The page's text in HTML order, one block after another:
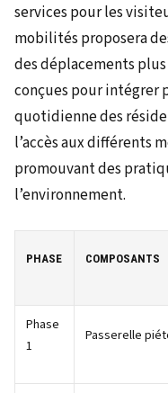
services pour les
mobilités proposera
des déplacements
conçues pour intégrer
quotidienne des
l’accès aux différents
promouvant des
l’environnement.
PHASE COMPOSANTS
Phase
1
Passerelle